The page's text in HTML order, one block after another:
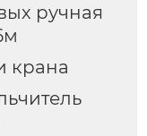
ручная
крана